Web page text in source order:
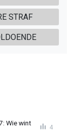
STRAF
Wie wint
4